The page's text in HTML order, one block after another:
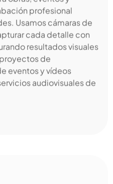
profesional
Usamos cámaras de
cada detalle con
resultados visuales
de
eventos y vídeos
audiovisuales de